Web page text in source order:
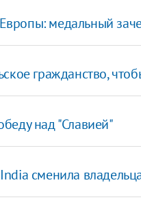
медальный
гражданство,
над "Славией"
сменила